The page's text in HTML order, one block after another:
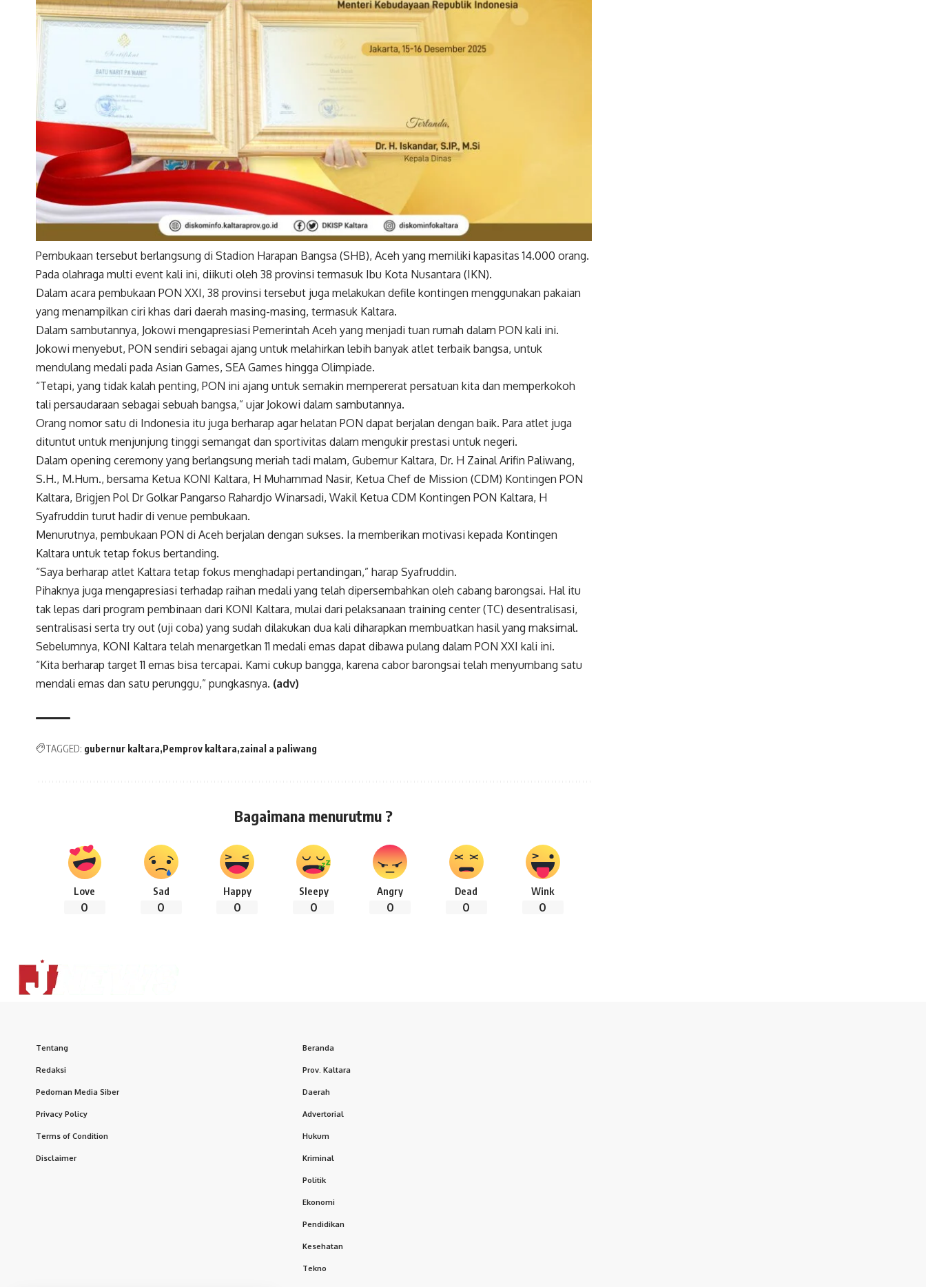
Pembukaan tersebut berlangsung di Stadion Harapan Bangsa (SHB), Aceh yang memiliki kapasitas 14.000 orang.
Pada olahraga multi event kali ini, diikuti oleh 38 provinsi termasuk Ibu Kota Nusantara (IKN).
Dalam acara pembukaan PON XXI, 38 provinsi tersebut juga melakukan defile kontingen menggunakan pakaian
yang menampilkan ciri khas dari daerah masing-masing, termasuk Kaltara.
Dalam sambutannya, Jokowi mengapresiasi Pemerintah Aceh yang menjadi tuan rumah dalam PON kali ini.
Jokowi menyebut, PON sendiri sebagai ajang untuk melahirkan lebih banyak atlet terbaik bangsa, untuk
mendulang medali pada Asian Games, SEA Games hingga Olimpiade.
“Tetapi, yang tidak kalah penting, PON ini ajang untuk semakin mempererat persatuan kita dan memperkokoh
tali persaudaraan sebagai sebuah bangsa,” ujar Jokowi dalam sambutannya.
Orang nomor satu di Indonesia itu juga berharap agar helatan PON dapat berjalan dengan baik. Para atlet juga
dituntut untuk menjunjung tinggi semangat dan sportivitas dalam mengukir prestasi untuk negeri.
Dalam opening ceremony yang berlangsung meriah tadi malam, Gubernur Kaltara, Dr. H Zainal Arifin Paliwang,
S.H., M.Hum., bersama Ketua KONI Kaltara, H Muhammad Nasir, Ketua Chef de Mission (CDM) Kontingen PON
Kaltara, Brigjen Pol Dr Golkar Pangarso Rahardjo Winarsadi, Wakil Ketua CDM Kontingen PON Kaltara, H
Syafruddin turut hadir di venue pembukaan.
Menurutnya, pembukaan PON di Aceh berjalan dengan sukses. Ia memberikan motivasi kepada Kontingen
Kaltara untuk tetap fokus bertanding.
“Saya berharap atlet Kaltara tetap fokus menghadapi pertandingan,” harap Syafruddin.
Pihaknya juga mengapresiasi terhadap raihan medali yang telah dipersembahkan oleh cabang barongsai. Hal itu
tak lepas dari program pembinaan dari KONI Kaltara, mulai dari pelaksanaan training center (TC) desentralisasi,
sentralisasi serta try out (uji coba) yang sudah dilakukan dua kali diharapkan membuatkan hasil yang maksimal.
Sebelumnya, KONI Kaltara telah menargetkan 11 medali emas dapat dibawa pulang dalam PON XXI kali ini.
“Kita berharap target 11 emas bisa tercapai. Kami cukup bangga, karena cabor barongsai telah menyumbang satu
mendali emas dan satu perunggu,” pungkasnya. (adv)
TAGGED: gubernur kaltara Pemprov kaltara zainal a paliwang
Bagaimana menurutmu ?
Love
0
Sad
0
Happy
0
Sleepy
0
Angry
0
Dead
0
Wink
0
Tentang
Redaksi
Pedoman Media Siber
Privacy Policy
Terms of Condition
Disclaimer
Beranda
Prov. Kaltara
Daerah
Advertorial
Hukum
Kriminal
Politik
Ekonomi
Pendidikan
Kesehatan
Tekno